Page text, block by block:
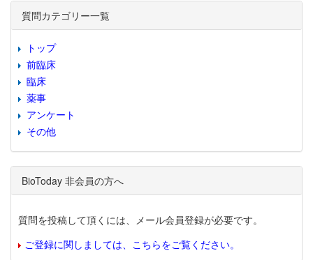
質問カテゴリー一覧
トップ
前臨床
臨床
薬事
アンケート
その他
BioToday 非会員の方へ
質問を投稿して頂くには、メール会員登録が必要です。
ご登録に関しましては、こちらをご覧ください。